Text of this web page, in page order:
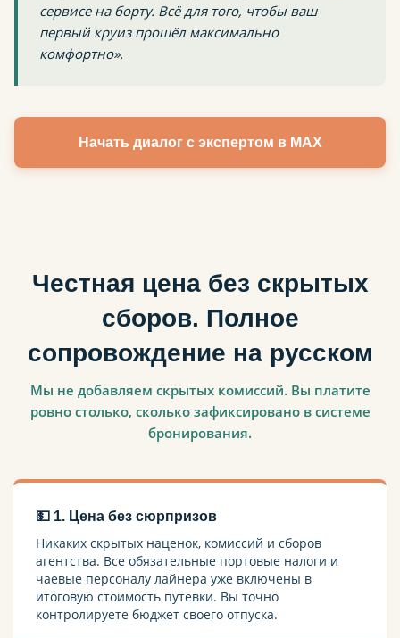
сервисе на борту. Всё для того, чтобы ваш
первый круиз прошёл максимально
комфортно».
Начать диалог с экспертом в MAX
Честная цена без скрытых
сборов. Полное
сопровождение на русском
Мы не добавляем скрытых комиссий. Вы платите
ровно столько, сколько зафиксировано в системе
бронирования.
💵 1. Цена без сюрпризов
Никаких скрытых наценок, комиссий и сборов
агентства. Все обязательные портовые налоги и
чаевые персоналу лайнера уже включены в
итоговую стоимость путевки. Вы точно
контролируете бюджет своего отпуска.